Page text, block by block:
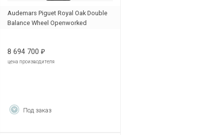
Audemars Piguet Royal Oak Double
Balance Wheel Openworked
8 694 700 ₽
цена производителя
Под заказ